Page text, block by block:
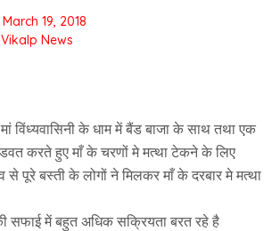
March 19, 2018
News
विंध्यवासिनी के धाम में बैंड बाजा के साथ तथा एक
करते हुए माँ के चरणों मे मत्था टेकने के लिए
से पूरे बस्ती के लोगों ने मिलकर माँ के दरबार मे मत्था
सफाई में बहुत अधिक सक्रियता बरत रहे है